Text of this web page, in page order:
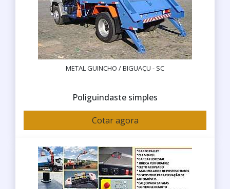
METAL GUINCHO / BIGUAÇU - SC
Poliguindaste simples
Cotar agora